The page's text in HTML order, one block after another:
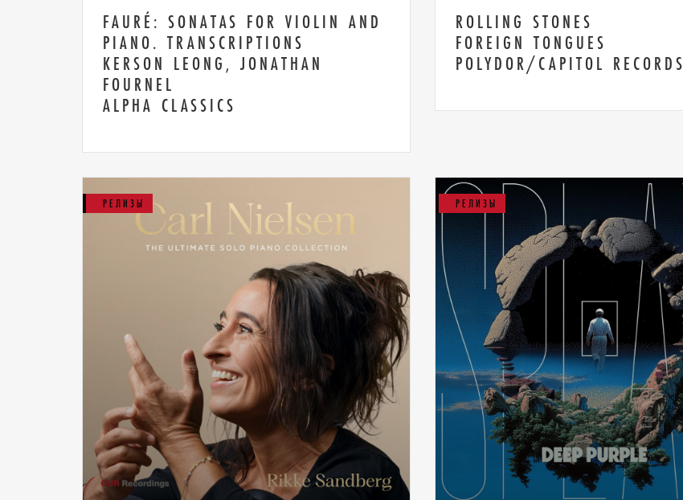
FAURÉ: SONATAS FOR VIOLIN AND
PIANO. TRANSCRIPTIONS
KERSON LEONG, JONATHAN
FOURNEL
ALPHA CLASSICS
ROLLING STONES
FOREIGN TONGUES
POLYDOR/CAPITOL RECORDS
РЕЛИЗЫ РЕЛИЗЫ